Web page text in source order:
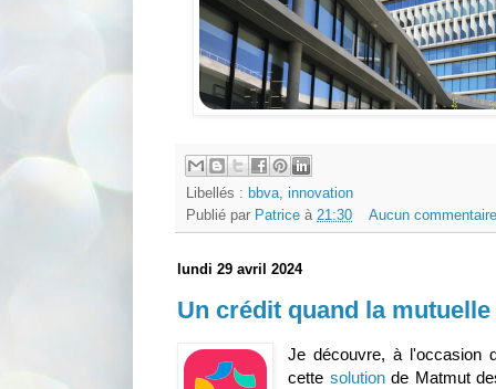
Libellés : bbva, innovation
Publié par Patrice à 21:30 Aucun
lundi 29 avril 2024
Un crédit quand la
Je découvre, à l'occasion
cette solutionde Matmut